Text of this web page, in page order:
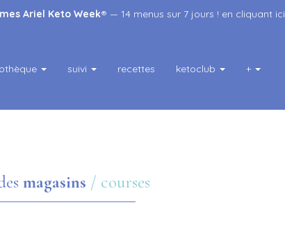
Ariel Keto Week® — 14 menus sur 7 jours ! en cliquant ici
suivi recettes ketoclub +
magasins / courses